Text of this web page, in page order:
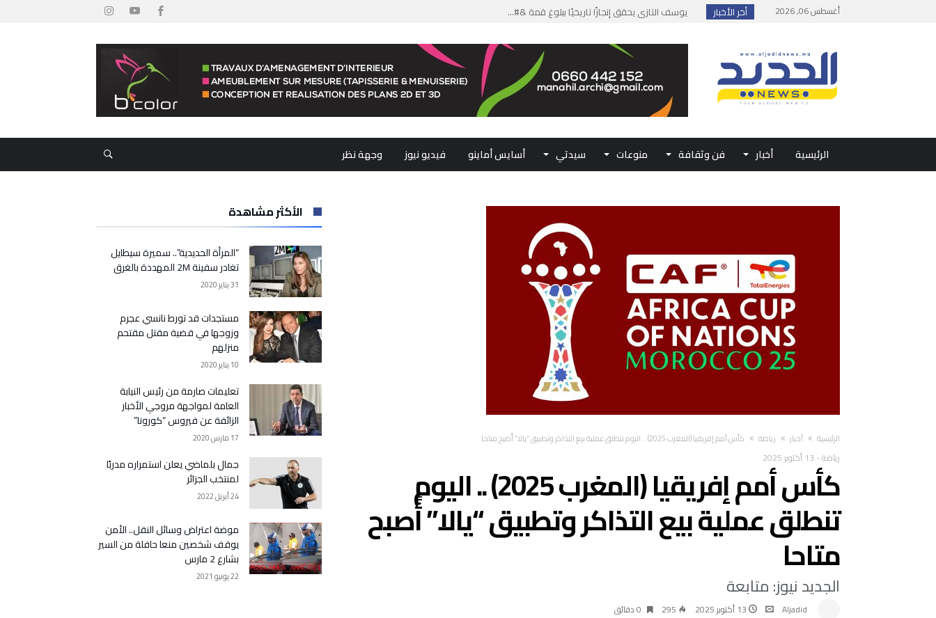
أغسطس 06, 2026 أخر الأخبار
إطلاق حصة إضافية من الدعم الاستثنائي لمهنيي ال...
بلاغ من الديوان الملكي...
حفل الولاء بتطوان.. ممثلو جهات المملكة يجددون ...
الرئيسية أخبار فن وثقافة منوعات سيدتي أسايس أماينو فيديو نيوز وجهة نظر
‫الرئيسية‬ أخبار رياضة كأس أمم إفريقيا (المغرب 2025) .. اليوم تنطلق عملية بيع التذاكر وتطبيق “يالا” أًصبح متاحا
رياضة- 13 أكتوبر 2025
كأس أمم إفريقيا (المغرب 2025) .. اليوم
تنطلق عملية بيع التذاكر وتطبيق “يالا” أًصبح
متاحا
الجديد نيوز: متابعة
Aljadid 13 أكتوبر 2025 295 0 ‫دقائق‬
الأكثر مشاهدة
“المرأة الحديدية”.. سميرة سيطايل
تغادر سفينة 2M المهددة بالغرق
31 يناير 2020
مستجدات قد تورط نانسي عجرم
وزوجها في قضية مقتل مقتحم
منزلهم
10 يناير 2020
تعليمات صارمة من رئيس النيابة
العامة لمواجهة مروجي الأخبار
الزائفة عن فيروس “كورونا”
17 مارس 2020
جمال بلماضي يعلن استمراره مدربًا
لمنتخب الجزائر
24 أبريل 2022
موضة اعتراض وسائل النقل.. الأمن
يوقف شخصين منعا حافلة من السير
بشارع 2 مارس
22 يونيو 2021